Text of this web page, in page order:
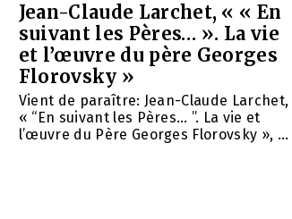
Jean-Claude Larchet, « « En
suivant les Pères… ». La vie
et l’œuvre du père Georges
Florovsky »
Vient de paraître: Jean-Claude Larchet,
« “En suivant les Pères… ”. La vie et
l’œuvre du Père Georges Florovsky », ...